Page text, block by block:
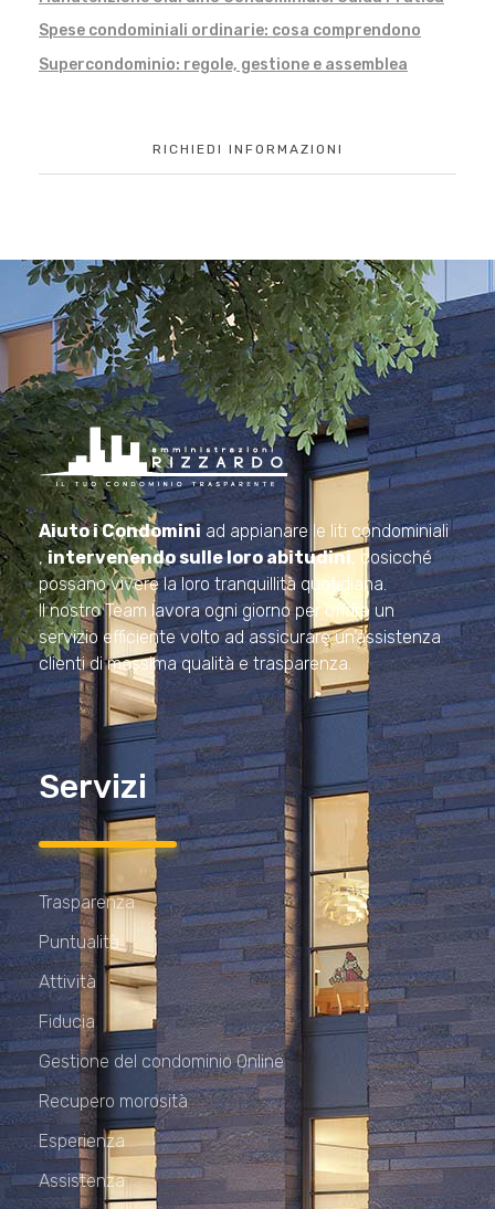
Spese condominiali ordinarie: cosa comprendono
Supercondominio: regole, gestione e assemblea
RICHIEDI INFORMAZIONI
Amministrazioni Rizzardo
Il tuo condominio trasparente
Aiuto i Condominiad appianare le liti condominiali
,intervenendo sulle loro abitudini, cosicché
possano vivere la loro tranquillità quotidiana.
Il nostro Team lavora ogni giorno per offrire un
servizio efficiente volto ad assicurare un’assistenza
clienti di massima qualità e trasparenza.
Servizi
Trasparenza
Puntualità
Attività
Fiducia
Gestione del condominio Online
Recupero morosità
Esperienza
Assistenza